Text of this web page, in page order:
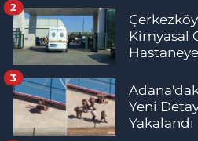
Kimyasal
2
Yeni
Yakalandı
3